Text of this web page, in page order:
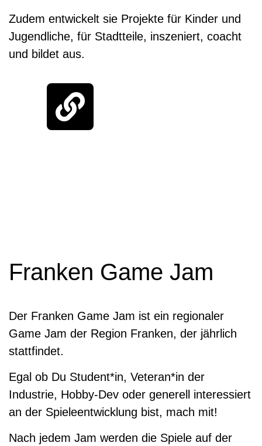
Zudem entwickelt sie Projekte für Kinder und
Jugendliche, für Stadtteile, inszeniert, coacht
und bildet aus.
Franken Game Jam
Der Franken Game Jam ist ein regionaler
Game Jam der Region Franken, der jährlich
stattfindet.
Egal ob Du Student*in, Veteran*in der
Industrie, Hobby-Dev oder generell interessiert
an der Spieleentwicklung bist, mach mit!
Nach jedem Jam werden die Spiele auf der